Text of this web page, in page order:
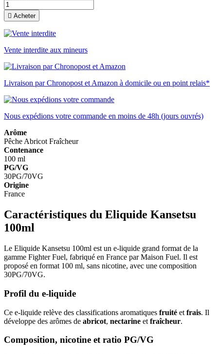
 Acheter
Vente interdite aux mineurs
Livraison par Chronopost et Amazon à domicile ou en point relais*
Nous expédions votre commande en moins de 48h (jours ouvrés)
Arôme
PêcheAbricotFraîcheur
Contenance
100 ml
PG/VG
30PG/70VG
Origine
France
Caractéristiques du Eliquide Kansetsu
100ml
Le Eliquide Kansetsu 100ml est un e-liquide grand format de la
gamme Fighter Fuel, fabriqué en France par Maison Fuel. Il est
proposé en format 100 ml, sans nicotine, avec une composition
30PG/70VG.
Profil du e-liquide
Ce e-liquide relève des classifications aromatiques fruité et frais. Il
développe des arômes de abricot, nectarine et fraîcheur.
Composition, nicotine et ratio PG/VG